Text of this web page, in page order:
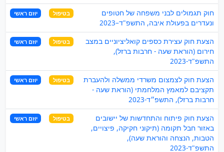
חוק תגמולים לבני משפחה של חטופים
ונעדרים בפעולת איבה, התשפ"ד–2023
בטיפול יוזם ראשי
הצעת חוק עצירת כספים קואליציוניים במצב
חירום (הוראת שעה - חרבות ברזל),
התשפ"ד-2023
בטיפול יוזם ראשי
הצעת חוק לצמצום משרדי ממשלה ולהעברת
תקציבם למאמץ המלחמתי (הוראת שעה -
חרבות ברזל), התשפ״ד-2023
בטיפול יוזם ראשי
הצעת חוק פיתוח והתחדשות של יישובים
באזור חבל תקומה (תיקוני חקיקה, פיצויים,
הטבות, הנצחה והוראת שעה),
התשפ"ד-2023
בטיפול יוזם ראשי